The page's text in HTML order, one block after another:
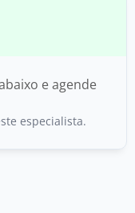
e agende
especialista.